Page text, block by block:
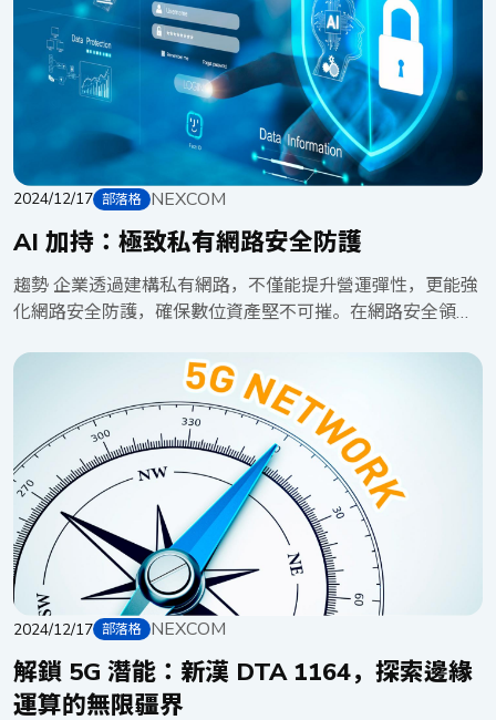
2024/12/17 部落格 NEXCOM
AI 加持：極致私有網路安全防護
趨勢 企業透過建構私有網路，不僅能提升營運彈性，更能強
化網路安全防護，確保數位資產堅不可摧。在網路安全領域
要趨勢。面對駭客不斷推陳出新的入侵手法，IT 團隊正積極
導入 AI 技術，打造更強大的數位安全防護網，以有效保護企
業的寶貴資產。 人工智慧（AI）系統在網路安全領域展現
卓越能力，能精準識別並分類敏感資訊、深入檢查網路封包
與流量模式、即時監控資料流、迅速偵測異常行為，並主動
回應潛在威脅。透過將AI深度整合至網路安全防護體系，企
業得以在大幅減少IT/OT人員介入的情況下，更高效地保護
關鍵資訊資產，實現自動化、智慧化的安全防護。 網路傳
輸中，資料加密與解密為確保資訊安全之必要環節，如何在
加密強度與運算效能間取得最佳平衡，實為一項技術挑戰。
透過導入先進的軟體驅動加密加速技術，私有網路得以在不
犧牲製造作業效率的前提下，有效保護敏感資料，防範專有
資訊與營運資料遭受潛在的網路入侵。 此外，作業系統在
作業、升級或啟動過程中展現的容錯能力，對於維持整體網
2024/12/17 部落格 NEXCOM
解鎖 5G 潛能：新漢 DTA 1164，探索邊緣
運算的無限疆界